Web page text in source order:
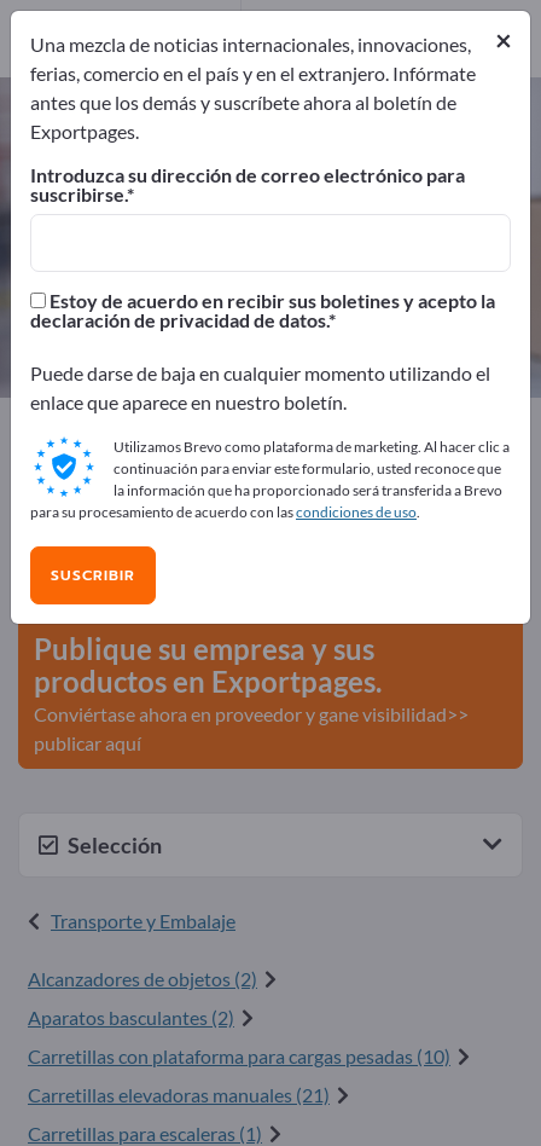
Aparatos de transporte –
encuentre fabricantes y
proveedores
92 91
Distribuidores
Distribuidores
Aparatos de transporte
¡Anúnciese gratis en Exportpages!
Necesidades – Ofertas – Productos usados – Contactos
Publique su empresa y sus
productos en Exportpages.
Conviértase ahora en proveedor y gane visibilidad>>
publicar aquí
Selección
Transporte y Embalaje
Alcanzadores de objetos (2)
Aparatos basculantes (2)
Carretillas con plataforma para cargas pesadas (10)
Carretillas elevadoras manuales (21)
Carretillas para escaleras (1)
×
Una mezcla de noticias internacionales, innovaciones,
ferias, comercio en el país y en el extranjero. Infórmate
antes que los demás y suscríbete ahora al boletín de
Exportpages.
Introduzca su dirección de correo electrónico para
suscribirse.
Estoy de acuerdo en recibir sus boletines y acepto la
declaración de privacidad de datos.
Puede darse de baja en cualquier momento utilizando el
enlace que aparece en nuestro boletín.
Utilizamos Brevo como plataforma de marketing. Al hacer clic a
continuación para enviar este formulario, usted reconoce que
la información que ha proporcionado será transferida a Brevo
para su procesamiento de acuerdo con lascondiciones de uso.
SUSCRIBIR